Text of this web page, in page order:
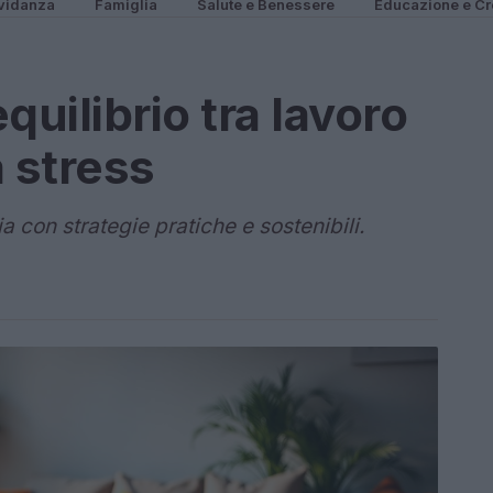
Famiglia Salute e Benessere Educazione e
tra lavoro
stress
con strategie pratiche e sostenibili.